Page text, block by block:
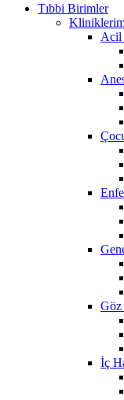
Tıbbi Birimler
Acil
Göz
İç